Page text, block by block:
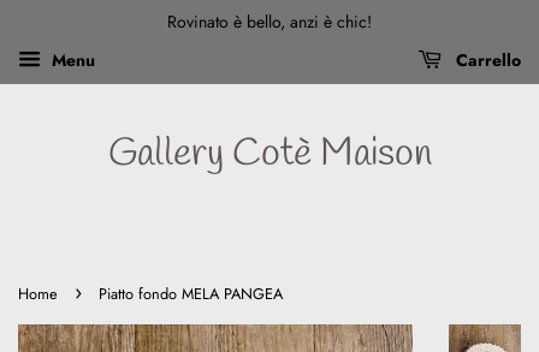
Rovinato è bello, anzi è chic!
Menu
Carrello
Gallery Cotè Maison
Home › Piatto fondo MELA PANGEA